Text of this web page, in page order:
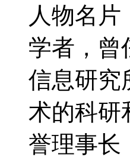
人物名
学者，曾
信息研究
术的科研
誉理事长